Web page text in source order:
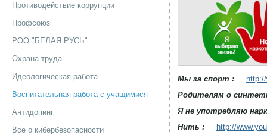
Противодействие коррупции
Профсоюз
РОО "БЕЛАЯ РУСЬ"
Охрана труда
Идеологическая работа
Воспитательная работа с учащимися
Антидопинг
Все о кибербезопасности
Мы за спорт :
Родителям о
Я не употребляю
Нить :
http://